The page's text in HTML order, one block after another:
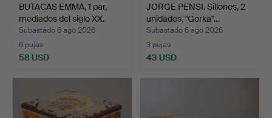
BUTACAS EMMA, 1 par,
mediados del siglo XX.
Subastado 6 ago 2026
6 pujas
58 USD
JORGE PENSI. Sillones, 2
unidades, "Gorka"…
Subastado 6 ago 2026
3 pujas
43 USD